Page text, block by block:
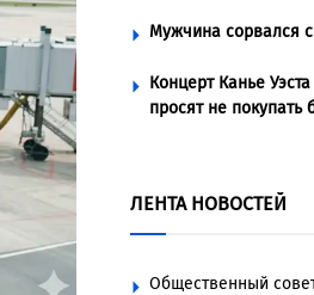
Мужчина сорвался
Концерт Канье
просят не покупать
ЛЕНТА НОВОСТЕЙ
Общественный